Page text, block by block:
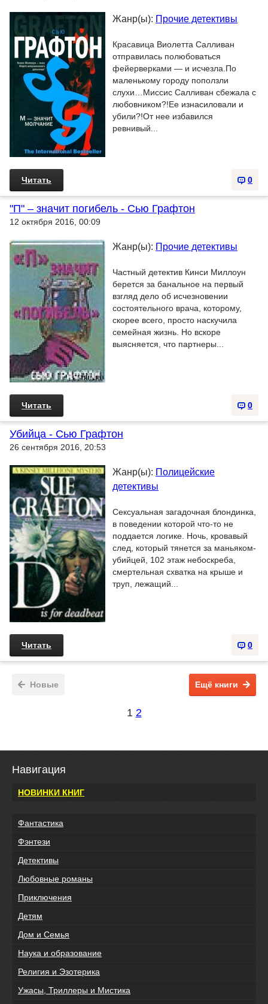
Жанр(ы): Прочие детективы
Красавица Виолетта Салливан
отправилась полюбоваться
фейерверками — и исчезла.По
маленькому городу поползли
слухи…Миссис Салливан сбежала с
любовником?!Ее изнасиловали и
убили?!От нее избавился
ревнивый...
0
Читать
"П" – значит погибель - Сью Графтон
12 октября 2016, 00:09
Жанр(ы): Прочие детективы
Частный детектив Кинси Миллоун
берется за банальное на первый
взгляд дело об исчезновении
состоятельного врача, которому,
скорее всего, просто наскучила
семейная жизнь. Но вскоре
выясняется, что партнеры...
0
Читать
Убийца - Сью Графтон
26 сентября 2016, 20:53
Жанр(ы): Полицейские
детективы
Сексуальная загадочная блондинка,
в поведении которой что-то не
поддается логике. Ночь, кровавый
след, который тянется за маньяком-
убийцей, 102 этаж небоскреба,
смертельная схватка на крыше и
труп, лежащий...
0
Читать
Новые Ещё книги
1 2
Навигация
НОВИНКИ КНИГ
Фантастика
Фэнтези
Детективы
Любовные романы
Приключения
Детям
Дом и Семья
Наука и образование
Религия и Эзотерика
Ужасы, Триллеры и Мистика